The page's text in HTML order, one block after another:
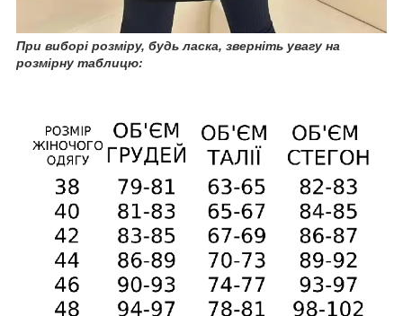
При виборі розміру, будь ласка, зверніть увагу на
розмірну таблицю: